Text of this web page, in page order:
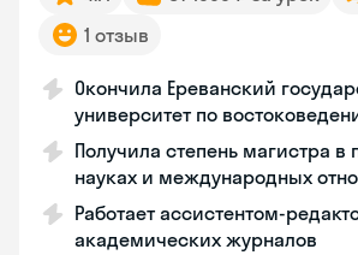
1 отзыв
Окончила Ереванский
университет по
Получила степень магистра в
науках и международных
Работает ассистентом-
академических журналов